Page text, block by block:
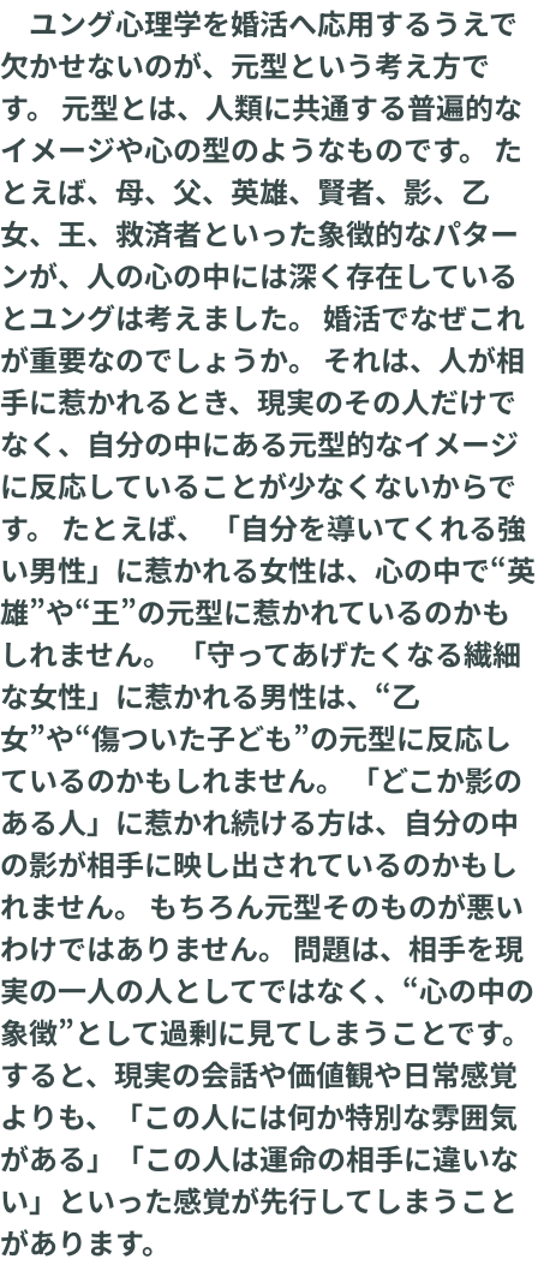
ユング心理学を婚活へ応用するうえで
欠かせないのが、元型という考え方で
す。 元型とは、人類に共通する普遍的な
イメージや心の型のようなものです。 た
とえば、母、父、英雄、賢者、影、乙
女、王、救済者といった象徴的なパター
ンが、人の心の中には深く存在している
とユングは考えました。 婚活でなぜこれ
が重要なのでしょうか。 それは、人が相
手に惹かれるとき、現実のその人だけで
なく、自分の中にある元型的なイメージ
に反応していることが少なくないからで
す。 たとえば、 「自分を導いてくれる強
い男性」に惹かれる女性は、心の中で“英
雄”や“王”の元型に惹かれているのかも
しれません。 「守ってあげたくなる繊細
な女性」に惹かれる男性は、“乙
女”や“傷ついた子ども”の元型に反応し
ているのかもしれません。 「どこか影の
ある人」に惹かれ続ける方は、自分の中
の影が相手に映し出されているのかもし
れません。 もちろん元型そのものが悪い
わけではありません。 問題は、相手を現
実の一人の人としてではなく、“心の中の
象徴”として過剰に見てしまうことです。
すると、現実の会話や価値観や日常感覚
よりも、「この人には何か特別な雰囲気
がある」「この人は運命の相手に違いな
い」といった感覚が先行してしまうこと
があります。